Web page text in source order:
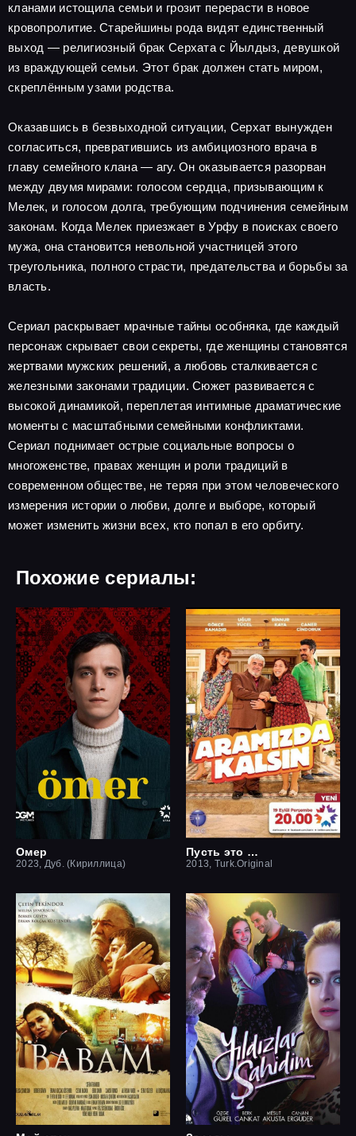
кланами истощила семьи и грозит перерасти в новое
кровопролитие. Старейшины рода видят единственный
выход — религиозный брак Серхата с Йылдыз, девушкой
из враждующей семьи. Этот брак должен стать миром,
скреплённым узами родства.
Оказавшись в безвыходной ситуации, Серхат вынужден
согласиться, превратившись из амбициозного врача в
главу семейного клана — агу. Он оказывается разорван
между двумя мирами: голосом сердца, призывающим к
Мелек, и голосом долга, требующим подчинения семейным
законам. Когда Мелек приезжает в Урфу в поисках своего
мужа, она становится невольной участницей этого
треугольника, полного страсти, предательства и борьбы за
власть.
Сериал раскрывает мрачные тайны особняка, где каждый
персонаж скрывает свои секреты, где женщины становятся
жертвами мужских решений, а любовь сталкивается с
железными законами традиции. Сюжет развивается с
высокой динамикой, переплетая интимные драматические
моменты с масштабными семейными конфликтами.
Сериал поднимает острые социальные вопросы о
многоженстве, правах женщин и роли традиций в
современном обществе, не теряя при этом человеческого
измерения истории о любви, долге и выборе, который
может изменить жизни всех, кто попал в его орбиту.
Похожие сериалы:
Омер
2023, Дуб. (Кириллица)
Пусть это останется между нами
2013, Turk.Original